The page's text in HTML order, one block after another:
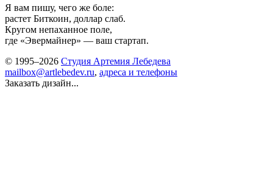
Я вам пишу, чего же боле:
растет Биткоин, доллар слаб.
Кругом непаханное поле,
где «Эвермайнер» — ваш стартап.
© 1995–2026 Студия Артемия Лебедева
mailbox@artlebedev.ru, адреса и телефоны
Заказать дизайн...